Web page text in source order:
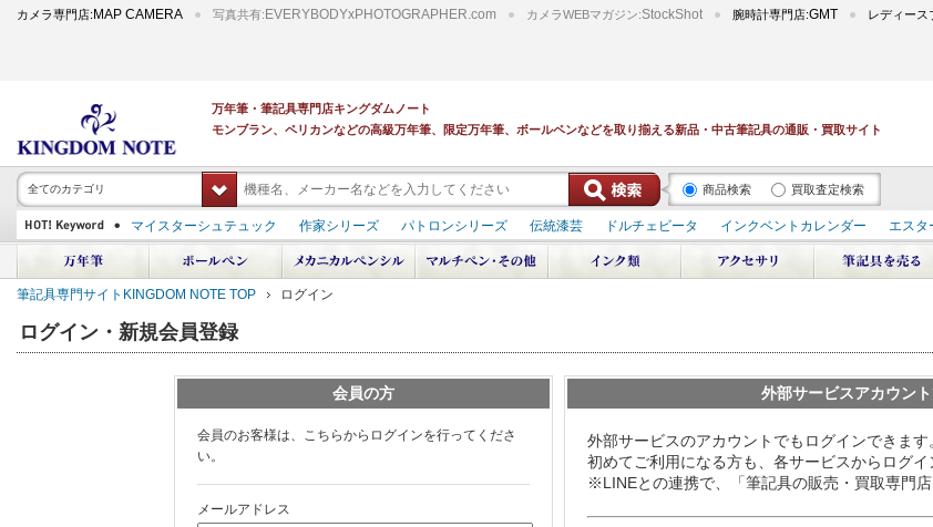
カメラ専門店: MAP CAMERA 写真共有: EVERYBODYxPHOTOGRAPHER.com カメラWEBマガジン:StockShot 腕時計専門店:GMT レディース
万年筆・筆記具専門店キングダムノート
モンブラン、ペリカンなどの高級万年筆、限定万年筆、ボールペンなどを取り揃える新品・中古筆記具の通販・買取サイト
全てのカテゴリ 商品検索 買取査定検索
マイスターシュテュック 作家シリーズ パトロンシリーズ 伝統漆芸 ドルチェビータ インクベントカレンダー エスタ
スーベレーン
PILOT 蒔絵 ダイアミン ボトルインク デュポン スペース オデッセイ 輪島屋善仁 深海 エテルニタ･アヴァ
中屋万年筆
プラチナ 出雲 キングダムノート別注 アルマンドシモーニクラブ ペリカン オーシャンスワール 源氏物語 作家シリーズ パ
筆記具専門サイトKINGDOM NOTE TOP ログイン
ログイン・新規会員登録
会員の方
会員のお客様は、こちらからログインを行ってくださ
い。
メールアドレス
外部サービスアカウン
外部サービスのアカウントでもログインできます
初めてご利用になる方も、各サービスからログイ
※LINEとの連携で、「筆記具の販売・買取専門